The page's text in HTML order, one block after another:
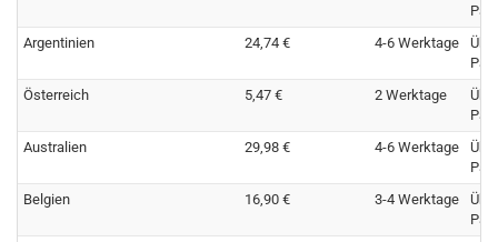
Argentinien
24,74 € 4-6 Werktage
Österreich
5,47 € 2 Werktage
Australien
29,98 € 4-6 Werktage
Belgien
16,90 € 3-4 Werktage